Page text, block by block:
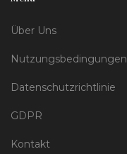
Über Uns
Nutzungsbedingungen
Datenschutzrichtlinie
GDPR
Kontakt